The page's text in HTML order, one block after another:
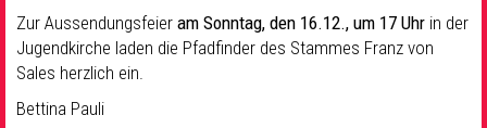
Zur Aussendungsfeier am Sonntag, den 16.12., um 17 Uhr in der
Jugendkirche laden die Pfadfinder des Stammes Franz von
Sales herzlich ein.
Bettina Pauli